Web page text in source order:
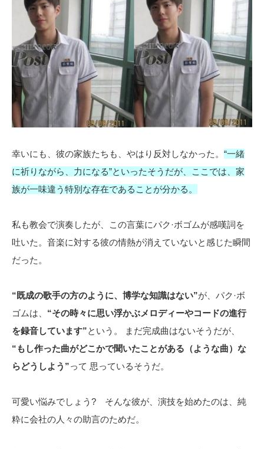
幸いにも、彼の家族たちも、やはり反対しなかった。 “一緒
に祈りながら、力になる”といったそうだが、ここでは、家
族が一味違う特別な存在であることが分かる。
私も教会で演奏したが、この言葉にパク·ボゴムが感嘆詞を
吐いた。音楽に対する彼の情熱が消えていないと感じた瞬間
だった。
“既成の歌手の方のように、博学な知識はない”が、パク·ボ
ゴムは、 “その時々に思い浮かぶメロディーやコードの進行
を録音しています”という。 まだ完成曲はないそうだが、
“もし作った曲がどこかで聞いたことがある（ような曲）な
らどうしよう”って 思っているそうだ。
可愛い悩みでしょう? そんな彼が、演技を始めたのは、純
粋に会社の人々の助言のためだ。